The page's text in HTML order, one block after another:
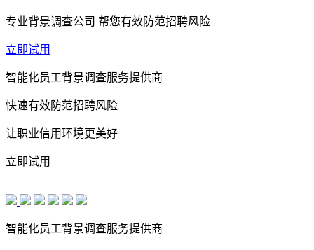
专业背景调查公司 帮您有效防范招聘风险
立即试用
智能化员工背景调查服务提供商
快速有效防范招聘风险
让职业信用环境更美好
立即试用
智能化员工背景调查服务提供商